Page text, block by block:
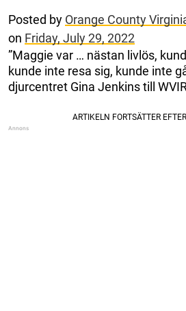
Posted by Orange County
on Friday, July 29, 2022
”Maggie var … nästan livlös,
kunde inte resa sig, kunde inte
djurcentret Gina Jenkins till